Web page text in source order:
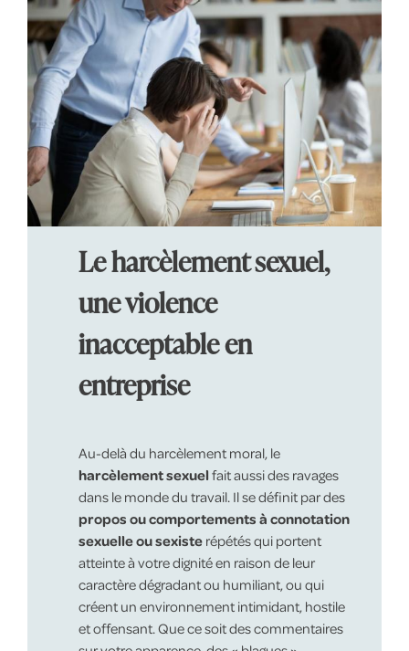
Le harcèlement sexuel,
une violence
inacceptable en
entreprise
Au-delà du harcèlement moral, le
harcèlement sexuelfait aussi des ravages
dans le monde du travail. Il se définit par des
propos ou comportements à connotation
sexuelle ou sexisterépétés qui portent
atteinte à votre dignité en raison de leur
caractère dégradant ou humiliant, ou qui
créent un environnement intimidant, hostile
et offensant. Que ce soit des commentaires